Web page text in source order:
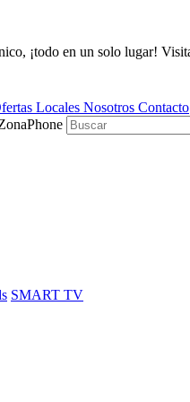
¡todo en un solo lugar!
Locales Nosotros Contacto
SMART TV